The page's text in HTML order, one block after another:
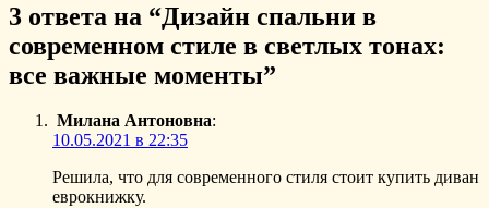
3 ответа на “Дизайн спальни в
современном стиле в светлых тонах:
все важные моменты”
Милана Антоновна:
10.05.2021 в 22:35
Решила, что для современного стиля стоит купить диван
еврокнижку.